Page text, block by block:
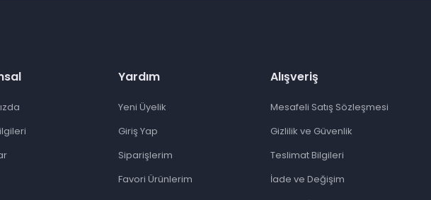
Yardım
Yeni Üyelik
Giriş Yap
Siparişlerim
Favori Ürünlerim
Alışveriş
Mesafeli Satış Sözleşmesi
Gizlilik ve Güvenlik
Teslimat Bilgileri
İade ve Değişim